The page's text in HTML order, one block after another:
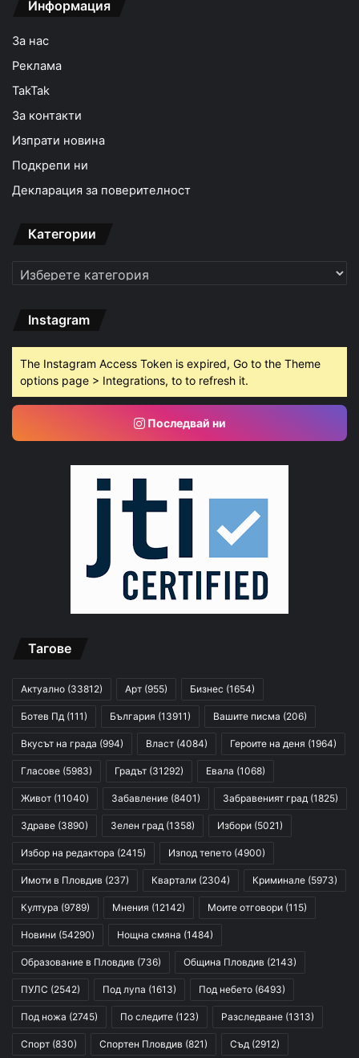
Информация
За нас
Реклама
TakTak
За контакти
Изпрати новина
Подкрепи ни
Декларация за поверителност
Категории
Категории
Instagram
The Instagram Access Token is expired, Go to the Theme
options page > Integrations, to to refresh it.
Последвай ни
Тагове
Актуално (33812) Арт (955) Бизнес (1654)
Ботев Пд (111) България (13911) Вашите писма (206)
Вкусът на града (994) Власт (4084) Героите на деня (1964)
Гласове (5983) Градът (31292) Евала (1068)
Живот (11040) Забавление (8401) Забравеният град (1825)
Здраве (3890) Зелен град (1358) Избори (5021)
Избор на редактора (2415) Изпод тепето (4900)
Имоти в Пловдив (237) Квартали (2304) Криминале (5973)
Култура (9789) Мнения (12142) Моите отговори (115)
Новини (54290) Нощна смяна (1484)
Образование в Пловдив (736) Община Пловдив (2143)
ПУЛС (2542) Под лупа (1613) Под небето (6493)
Под ножа (2745) По следите (123) Разследване (1313)
Спорт (830) Спортен Пловдив (821) Съд (2912)